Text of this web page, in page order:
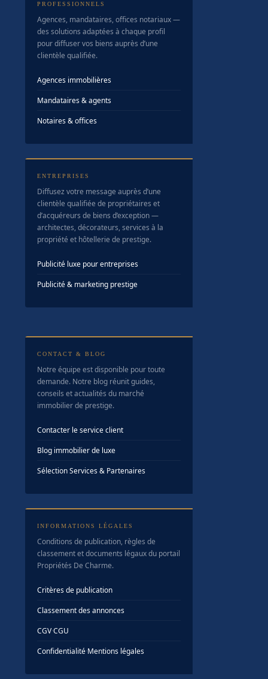
PROFESSIONNELS
Agences, mandataires, offices notariaux —
des solutions adaptées à chaque profil
pour diffuser vos biens auprès d’une
clientèle qualifiée.
Agences immobilières
Mandataires & agents
Notaires & offices
ENTREPRISES
Diffusez votre message auprès d’une
clientèle qualifiée de propriétaires et
d’acquéreurs de biens d’exception —
architectes, décorateurs, services à la
propriété et hôtellerie de prestige.
Publicité luxe pour entreprises
Publicité & marketing prestige
CONTACT & BLOG
Notre équipe est disponible pour toute
demande. Notre blog réunit guides,
conseils et actualités du marché
immobilier de prestige.
Contacter le service client
Blog immobilier de luxe
Sélection Services & Partenaires
INFORMATIONS LÉGALES
Conditions de publication, règles de
classement et documents légaux du portail
Propriétés De Charme.
Critères de publication
Classement des annonces
CGV·CGU
Confidentialité·Mentions légales